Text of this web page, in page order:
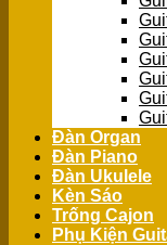
Đàn Organ
Đàn Piano
Đàn Ukulele
Kèn Sáo
Trống Cajon
Phụ Kiện